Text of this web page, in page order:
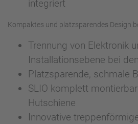
integriert
Kompaktes und platzsparendes Design
Trennung von Elektronik
Installationsebene bei
Platzsparende, schmale
SLIO komplett
Hutschiene
Innovative